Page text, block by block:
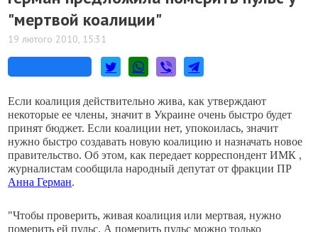
"мертвой коалиции"
19 лютого 2010, 15:31
Если коалиция действительно жива, как утверждают
некоторые ее члены, значит в Украине очень быстро будет
принят бюджет. Если коалиции нет, упокоилась, значит
нужно быстро создавать новую коалицию и назначать новое
правительство. Об этом, как передает корреспондент ИМК ,
журналистам сообщила народный депутат от фракции ПР
Анна Герман.
"Чтобы проверить, живая коалиция или мертвая, нужно
померить ей пульс. А померить пульс можно только